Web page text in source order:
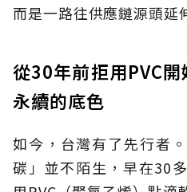
而是一路往供應鏈源頭延
從30年前拒用PVC
永續的底色
如今，台灣有了先行者
碳」並不陌生，早在30